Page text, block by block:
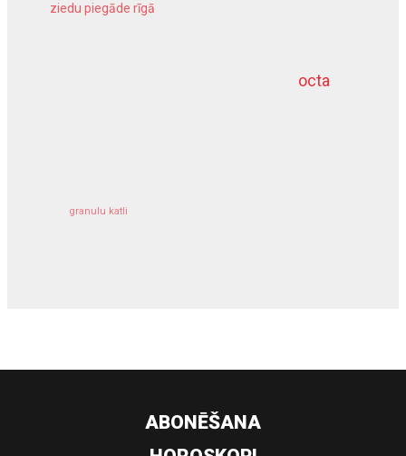
octa
ziedu piegāde rīgā
granulu katli
dziļurbums
ABONĒŠANA